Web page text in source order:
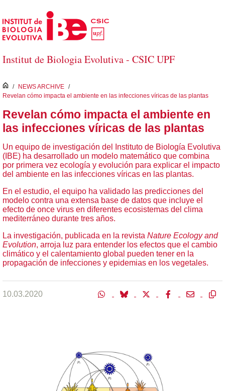
Skip to Main Content
Institut de Biologia Evolutiva - CSIC UPF
inici
/ NEWS ARCHIVE /
Revelan cómo impacta el ambiente en las infecciones víricas de las plantas
Revelan cómo impacta el ambiente en
las infecciones víricas de las plantas
Un equipo de investigación del Instituto de Biología Evolutiva
(IBE) ha desarrollado un modelo matemático que combina
por primera vez ecología y evolución para explicar el impacto
del ambiente en las infecciones víricas en las plantas.
En el estudio, el equipo ha validado las predicciones del
modelo contra una extensa base de datos que incluye el
efecto de once virus en diferentes ecosistemas del clima
mediterráneo durante tres años.
La investigación, publicada en la revista Nature Ecology and
Evolution, arroja luz para entender los efectos que el cambio
climático y el calentamiento global pueden tener en la
propagación de infecciones y epidemias en los vegetales.
10.03.2020